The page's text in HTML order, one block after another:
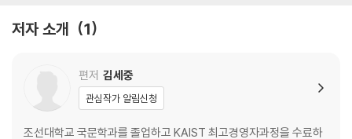
모두 풍족하고 집집마다 풍요롭다
사람들이 모두 불안을 느끼다
2. 길에서 만나면 눈짓으로 말을 한다
저자 소개 1
편저 김세중
관심작가 알림신청
조선대학교 국문학과를 졸업하고 KAIST 최고경영자과정을 수료하